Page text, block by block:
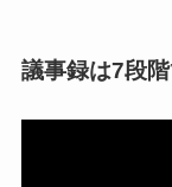
議事録は7段